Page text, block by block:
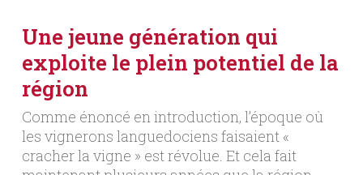
Une jeune génération qui
exploite le plein potentiel de la
région
Comme énoncé en introduction, l’époque où
les vignerons languedociens faisaient «
cracher la vigne » est révolue. Et cela fait